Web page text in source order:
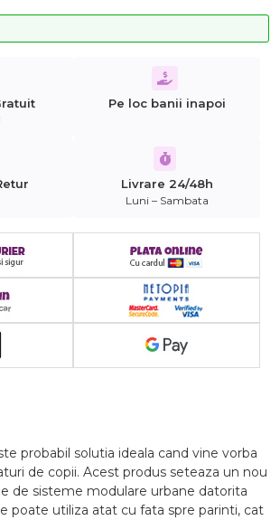
Pe loc banii inapoi
Livrare 24/48h
Luni – Sambata
probabil solutia ideala cand vine vorba
de copii. Acest produs seteaza un nou
de sisteme modulare urbane datorita
poate utiliza atat cu fata spre parinti, cat